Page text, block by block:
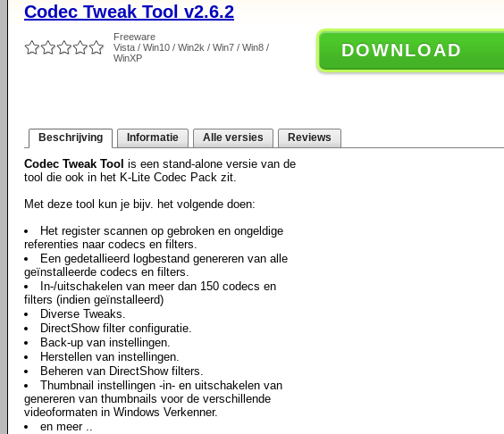
Codec Tweak Tool v2.6.2
Freeware
Vista / Win10 / Win2k / Win7 / Win8 /
WinXP
DOWNLOAD
Beschrijving Informatie Alle versies Reviews
Codec Tweak Tool is een stand-alone versie van de
tool die ook in het K-Lite Codec Pack zit.
Met deze tool kun je bijv. het volgende doen:
Het register scannen op gebroken en ongeldige
referenties naar codecs en filters.
Een gedetallieerd logbestand genereren van alle
geïnstalleerde codecs en filters.
In-/uitschakelen van meer dan 150 codecs en
filters (indien geïnstalleerd)
Diverse Tweaks.
DirectShow filter configuratie.
Back-up van instellingen.
Herstellen van instellingen.
Beheren van DirectShow filters.
Thumbnail instellingen -in- en uitschakelen van
genereren van thumbnails voor de verschillende
videoformaten in Windows Verkenner.
en meer ..